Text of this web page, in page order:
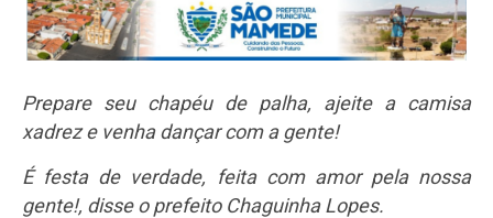
Prepare seu chapéu de palha, ajeite a camisa
xadrez e venha dançar com a gente!
É festa de verdade, feita com amor pela nossa
gente!, disse o prefeito Chaguinha Lopes.